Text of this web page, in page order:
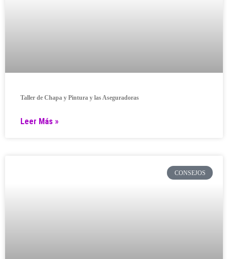
Taller de Chapa y Pintura y las Aseguradoras
Leer Más »
CONSEJOS